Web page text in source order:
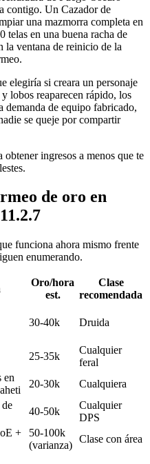
contigo. Un Cazador de
una mazmorra completa en
telas en una buena racha de
la ventana de reinicio de la
elegiría si creara un personaje
lobos reaparecen rápido, los
demanda de equipo fabricado,
se queje por compartir
ingresos a menos que te
de oro en
funciona ahora mismo frente
enumerando.
Oro/hora
est.
Clase
recomendada
30-40k Druida
25-35k
Cualquier
feral
en
20-30k Cualquiera
40-50k
Cualquier
DPS
+
50-100k
(varianza)
Clase con área